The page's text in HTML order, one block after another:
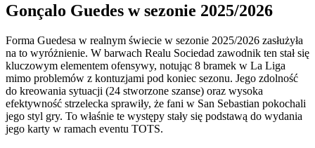
Gonçalo Guedes w sezonie 2025/2026
Forma Guedesa w realnym świecie w sezonie 2025/2026 zasłużyła
na to wyróżnienie. W barwach Realu Sociedad zawodnik ten stał się
kluczowym elementem ofensywy, notując 8 bramek w La Liga
mimo problemów z kontuzjami pod koniec sezonu. Jego zdolność
do kreowania sytuacji (24 stworzone szanse) oraz wysoka
efektywność strzelecka sprawiły, że fani w San Sebastian pokochali
jego styl gry. To właśnie te występy stały się podstawą do wydania
jego karty w ramach eventu TOTS.